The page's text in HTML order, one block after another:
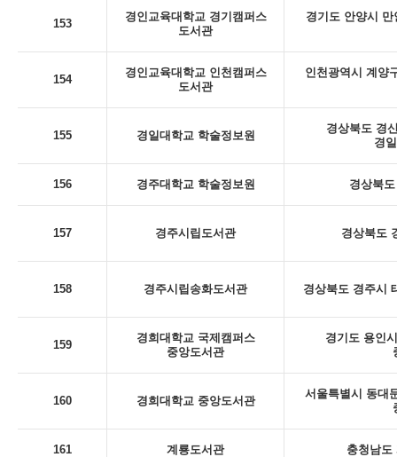
153
경인교육대학교 경기캠퍼스
도서관
경기도 안양시
154
경인교육대학교 인천캠퍼스
도서관
인천광역시 계양
155 경일대학교 학술정보원
경상북도 경
경
156 경주대학교 학술정보원 경상북
157 경주시립도서관 경상북도
158 경주시립송화도서관 경상북도 경주시
159
경희대학교 국제캠퍼스
중앙도서관
경기도 용인
160 경희대학교 중앙도서관
서울특별시 동대
161 계룡도서관 충청남도